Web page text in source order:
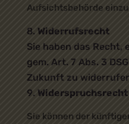
Aufsichtsbehörde
Widerrufsrecht
Sie haben das
gem. Art. 7 Abs. 3
Zukunft zu
Widerspruchsrecht
Sie können der